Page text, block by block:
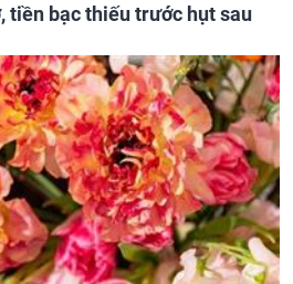
tiền bạc thiếu trước hụt sau